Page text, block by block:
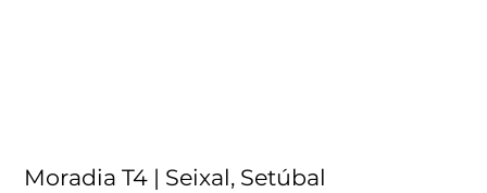
Moradia T4 | Seixal, Setúbal